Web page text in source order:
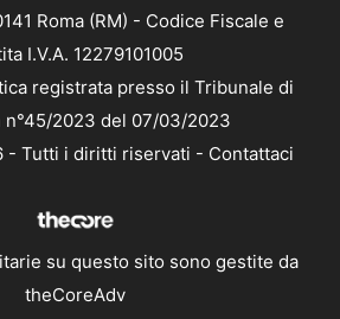
Roma (RM) - Codice Fiscale e
I.V.A. 12279101005
registrata presso il Tribunale di
n°45/2023 del 07/03/2023
- Tutti i diritti riservati - Contattaci
su questo sito sono gestite da
theCoreAdv